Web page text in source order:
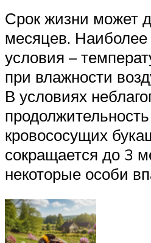
Срок жизни может
месяцев.
условия –
при влажности
В условиях
кровососущих
сокращается до 3
некоторые особи